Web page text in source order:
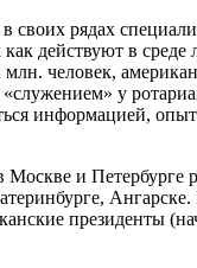
рядах
действуют в
человек,
у
информацией,
и Петербурге
президенты